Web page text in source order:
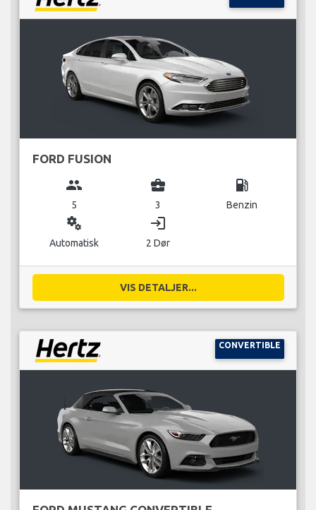
FORD FUSION
group
5
business_center
3
local_gas_station
Benzin
miscellaneous_services
Automatisk
login
2 Dør
VIS DETALJER...
CONVERTIBLE